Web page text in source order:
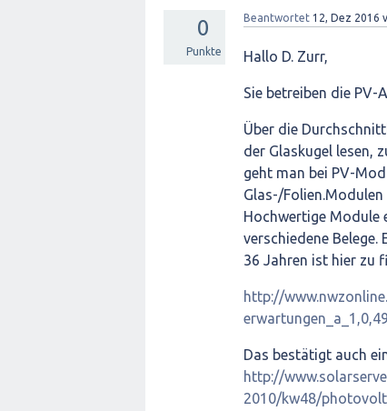
0
Punkte
Beantwortet 12, Dez 2016
Hallo D. Zurr,
Sie betreiben die PV-
Über die
der Glaskugel lesen,
geht man bei PV-
Glas-/
Hochwertige Module
verschiedene
36 Jahren ist hier zu
http://
Das bestätigt auch
http://
2010/kw48/